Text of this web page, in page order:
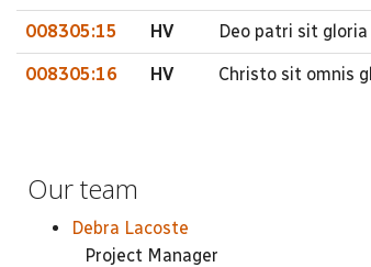
008305:15 HV Deo patri sit
008305:16 HV Christo sit omnis
Our team
Debra Lacoste
Project Manager